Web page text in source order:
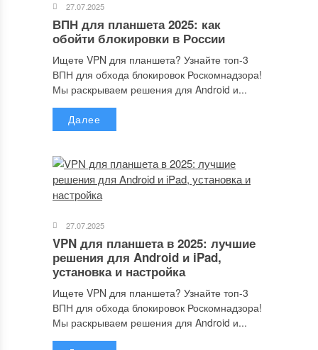
Отправляя сообщение, Вы разрешаете сбор и обработку
персональных данных.Политика конфиденциальности
27.07.2025
ВПН для планшета 2025: как
обойти блокировки в России
Ищете VPN для планшета? Узнайте топ-3
ВПН для обхода блокировок Роскомнадзора!
Мы раскрываем решения для Android и...
Далее
27.07.2025
VPN для планшета в 2025: лучшие
решения для Android и iPad,
установка и настройка
Ищете VPN для планшета? Узнайте топ-3
ВПН для обхода блокировок Роскомнадзора!
Мы раскрываем решения для Android и...